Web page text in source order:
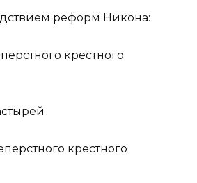
реформ Никона:
крестного
крестного